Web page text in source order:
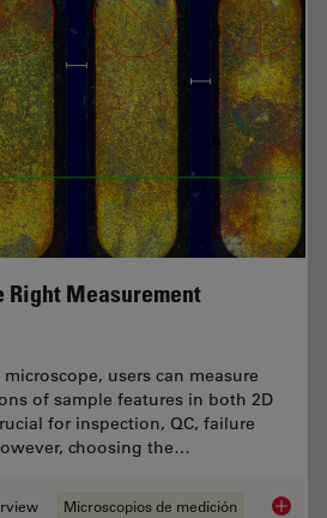
Right Measurement
users can measure
of sample features in both 2D
for inspection, QC, failure
choosing the…
Microscopios de medición How to